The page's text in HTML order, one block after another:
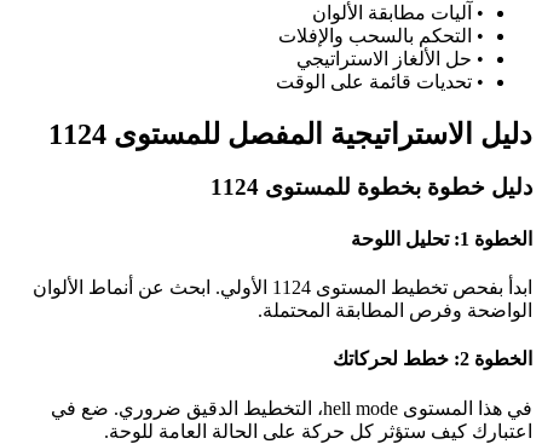
• آليات مطابقة الألوان
• التحكم بالسحب والإفلات
• حل الألغاز الاستراتيجي
• تحديات قائمة على الوقت
دليل الاستراتيجية المفصل للمستوى 1124
دليل خطوة بخطوة للمستوى 1124
الخطوة 1: تحليل اللوحة
ابدأ بفحص تخطيط المستوى 1124 الأولي. ابحث عن أنماط الألوان
الواضحة وفرص المطابقة المحتملة.
الخطوة 2: خطط لحركاتك
في هذا المستوى hell mode، التخطيط الدقيق ضروري. ضع في
اعتبارك كيف ستؤثر كل حركة على الحالة العامة للوحة.